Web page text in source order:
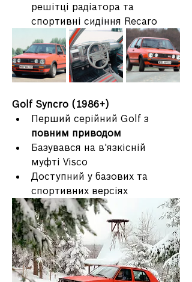
решітці радіатора та
спортивні сидіння Recaro
Golf Syncro (1986+)
Перший серійний Golf з
повним приводом
Базувався на в'язкісній
муфті Visco
Доступний у базових та
спортивних версіях